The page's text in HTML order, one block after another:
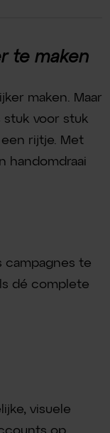
te maken
maken. Maar
stuk voor stuk
rijtje. Met
handomdraai
campagnes te
dé complete
visuele